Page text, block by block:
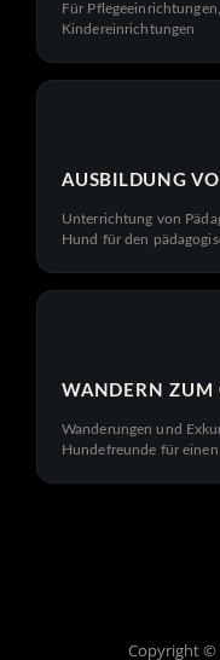
Für
Kindereinrichtungen
AUSBILDUNG
Unterrichtung von
Hund für den
WANDERN ZUM
Wanderungen und
Hundefreunde für
Copyright ©